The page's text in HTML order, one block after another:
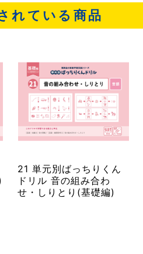
れている商品
21 単元別ばっちりくん
ドリル 音の組み合わ
せ・しりとり(基礎編)